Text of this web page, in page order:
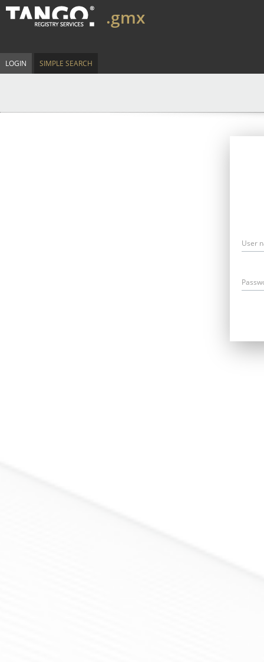
.gmx
LOGIN SIMPLE SEARCH
User